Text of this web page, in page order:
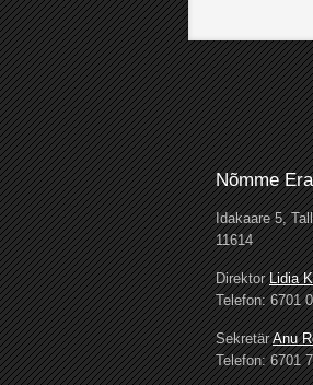
Nõmme
Idakaare 5,
11614
DirektorLidia
Telefon: 6701
SekretärAnu
Telefon: 6701